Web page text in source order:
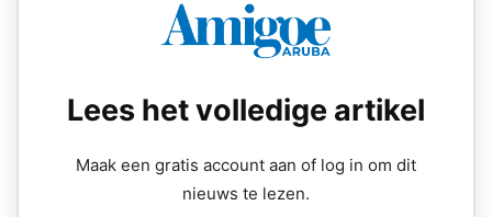
Lees het volledige artikel
Maak een gratis account aan of log in om dit
nieuws te lezen.